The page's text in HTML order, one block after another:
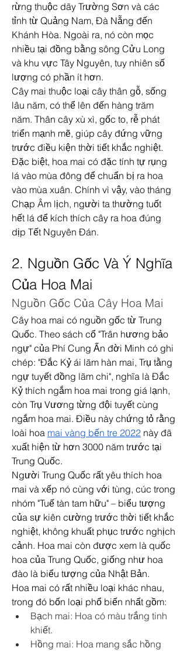
rừng thuộc dãy Trường Sơn và các
tỉnh từ Quảng Nam, Đà Nẵng đến
Khánh Hòa. Ngoài ra, nó còn mọc
nhiều tại đồng bằng sông Cửu Long
và khu vực Tây Nguyên, tuy nhiên số
lượng có phần ít hơn.
Cây mai thuộc loại cây thân gỗ, sống
lâu năm, có thể lên đến hàng trăm
năm. Thân cây xù xì, gốc to, rễ phát
triển mạnh mẽ, giúp cây đứng vững
trước điều kiện thời tiết khắc nghiệt.
Đặc biệt, hoa mai có đặc tính tự rụng
lá vào mùa đông để chuẩn bị ra hoa
vào mùa xuân. Chính vì vậy, vào tháng
Chạp Âm lịch, người ta thường tuốt
hết lá để kích thích cây ra hoa đúng
dịp Tết Nguyên Đán.
2. Nguồn Gốc Và Ý Nghĩa
Của Hoa Mai
Nguồn Gốc Của Cây Hoa Mai
Cây hoa mai có nguồn gốc từ Trung
Quốc. Theo sách cổ "Trân hương bảo
ngự" của Phí Cung Ấn đời Minh có ghi
chép: "Đắc Kỷ ái lãm hàn mai, Trụ tằng
ngự tuyết đồng lãm chi", nghĩa là Đắc
Kỷ thích ngắm hoa mai trong giá lạnh,
còn Trụ Vương từng đội tuyết cùng
ngắm hoa mai. Điều này chứng tỏ rằng
loài hoa mai vàng bến tre 2022 này đã
xuất hiện từ hơn 3000 năm trước tại
Trung Quốc.
Người Trung Quốc rất yêu thích hoa
mai và xếp nó cùng với tùng, cúc trong
nhóm "Tuế tàn tam hữu" – biểu tượng
của sự kiên cường trước thời tiết khắc
nghiệt, không khuất phục trước nghịch
cảnh. Hoa mai còn được xem là quốc
hoa của Trung Quốc, giống như hoa
đào là biểu tượng của Nhật Bản.
Hoa mai có rất nhiều loại khác nhau,
trong đó bốn loại phổ biến nhất gồm:
Bạch mai: Hoa có màu trắng tinh
khiết.
Hồng mai: Hoa mang sắc hồng